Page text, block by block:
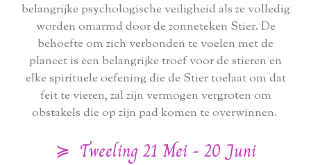
belangrijke psychologische veiligheid als ze volledig
worden omarmd door de zonneteken Stier. De
behoefte om zich verbonden te voelen met de
planeet is een belangrijke troef voor de stieren en
elke spirituele oefening die de Stier toelaat om dat
feit te vieren, zal zijn vermogen vergroten om
obstakels die op zijn pad komen te overwinnen.
≽ Tweeling 21 Mei - 20 Juni